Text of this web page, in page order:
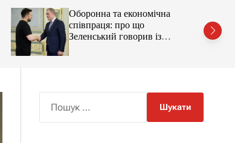
к
р
о
Оборонна та економічна
співпраця: про що
Зеленський говорив із